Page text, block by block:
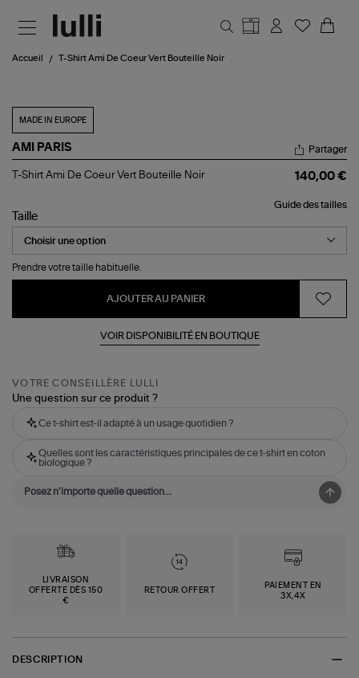
Accueil T-Shirt Ami De Coeur Vert Bouteille Noir
MADE IN EUROPE
AMI PARIS
T-
De
Coeur
Vert
Noir
Partager
T-Shirt Ami De Coeur Vert Bouteille Noir 140,00 €
Guide des tailles
Taille
Prendre votre taille habituelle.
AJOUTER AU PANIER
VOIR DISPONIBILITÉ EN BOUTIQUE
VOTRE CONSEILLÈRE LULLI
Une question sur ce produit ?
Ce t-shirt est-il adapté à un usage quotidien ?
Quelles sont les caractéristiques principales de ce t-shirt en coton
biologique ?
LIVRAISON
OFFERTE DÈS 150
€
RETOUR OFFERT
PAIEMENT EN
3X,4X
DESCRIPTION